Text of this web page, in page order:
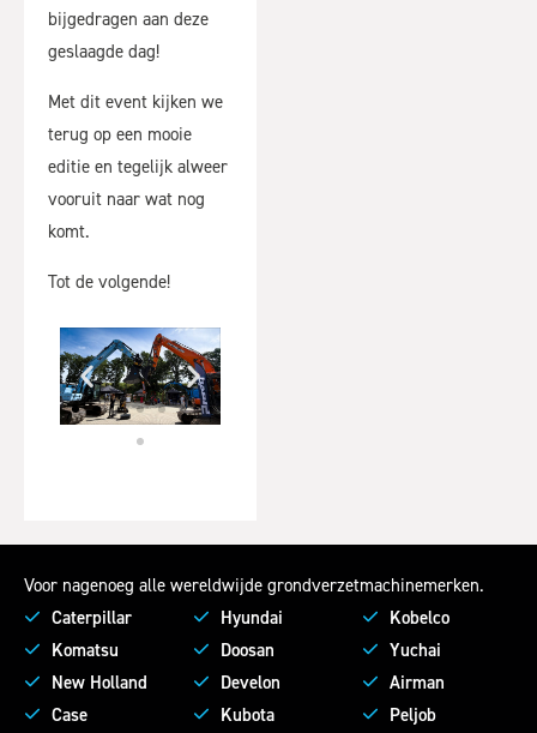
bijgedragen aan deze
geslaagde dag!
Met dit event kijken we
terug op een mooie
editie en tegelijk alweer
vooruit naar wat nog
komt.
Tot de volgende!
Voor nagenoeg alle wereldwijde grondverzetmachinemerken.
Caterpillar
Komatsu
New Holland
Case
Hyundai
Doosan
Develon
Kubota
Kobelco
Yuchai
Airman
Peljob